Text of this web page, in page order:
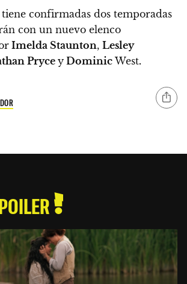
confirmadas dos temporadas
con un nuevo elenco
Imelda Staunton, Lesley
Pryce y DominicWest.